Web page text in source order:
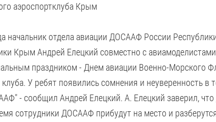
аэроспортклуба Крым
начальник отдела авиации ДОСААФ России
Крым Андрей Елецкий совместно с
праздником - Днем авиации Военно-Морского
У ребят появились сомнения и неуверенность
- сообщил Андрей Елецкий. А. Елецкий заверил,
сотрудники ДОСААФ прибудут на место и